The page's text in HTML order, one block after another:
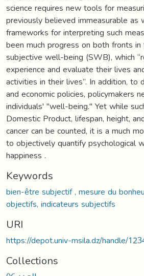
science requires new tools for
previously believed immeasurable as
frameworks for interpreting such
been much progress on both fronts
subjective well-being (SWB), which
experience and evaluate their lives
activities in their lives”. In addition, to
and economic policies, policymakers
individuals' "well-being." Yet while
Domestic Product, lifespan, height,
cancer can be counted, it is a much
to objectively quantify psychological
happiness .
Keywords
bien-être subjectif , mesure du
objectifs, indicateurs subjectifs
URI
https://depot.univ-msila.dz/handle/
Collections